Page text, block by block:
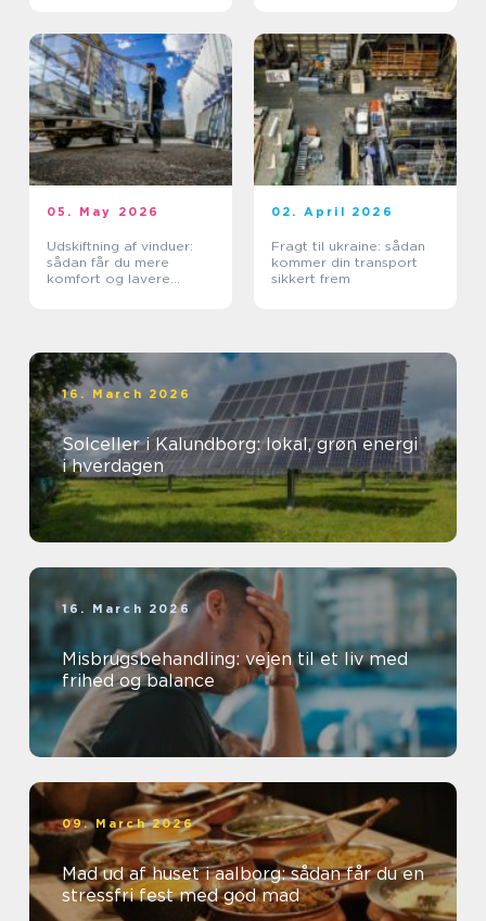
05. May 2026
Udskiftning af vinduer:
sådan får du mere
komfort og lavere
02. April 2026
Fragt til ukraine: sådan
kommer din transport
sikkert frem
16. March 2026
Solceller i Kalundborg: lokal, grøn energi
i hverdagen
16. March 2026
Misbrugsbehandling: vejen til et liv med
frihed og balance
09. March 2026
Mad ud af huset i aalborg: sådan får du en
stressfri fest med god mad